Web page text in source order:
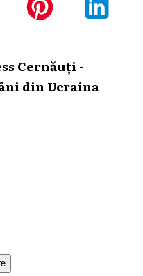
Cernăuți -
din Ucraina